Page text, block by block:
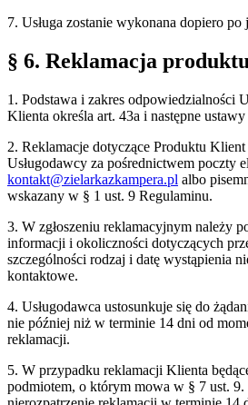
7. Usługa zostanie wykonana dopiero po
§ 6. Reklamacja produktu
1. Podstawa i zakres odpowiedzialności
Klienta określa art. 43a i następne
2. Reklamacje dotyczące Produktu
Usługodawcy za pośrednictwem poczty
kontakt@zielarkazkampera.pl albo
wskazany w § 1 ust. 9 Regulaminu.
3. W zgłoszeniu reklamacyjnym należy
informacji i okoliczności dotyczących
szczególności rodzaj i datę wystąpienia
kontaktowe.
4. Usługodawca ustosunkuje się do
nie później niż w terminie 14 dni od
reklamacji.
5. W przypadku reklamacji Klienta
podmiotem, o którym mowa w § 7 ust.